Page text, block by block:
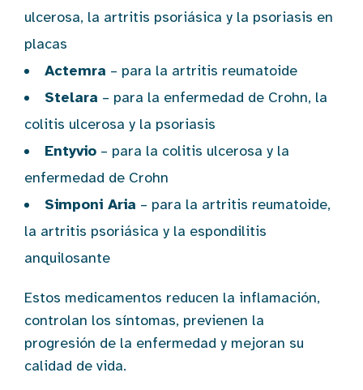
ulcerosa, la artritis psoriásica y la psoriasis en
placas
Actemra – para la artritis reumatoide
Stelara – para la enfermedad de Crohn, la
colitis ulcerosa y la psoriasis
Entyvio – para la colitis ulcerosa y la
enfermedad de Crohn
Simponi Aria – para la artritis reumatoide,
la artritis psoriásica y la espondilitis
anquilosante
Estos medicamentos reducen la inflamación,
controlan los síntomas, previenen la
progresión de la enfermedad y mejoran su
calidad de vida.